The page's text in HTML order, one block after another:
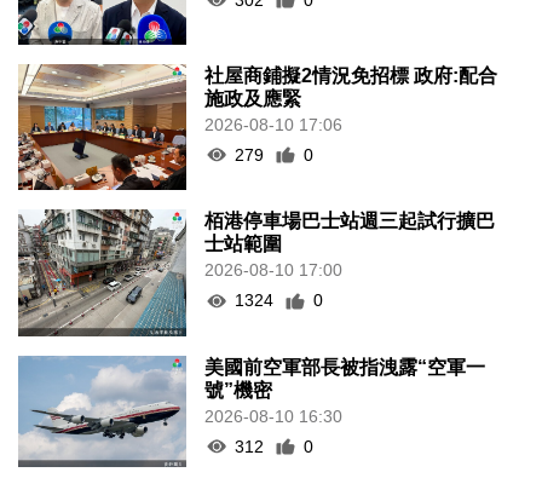
社屋商鋪擬2情況免招標 政府:配合
施政及應緊
2026-08-10 17:06
279
0
栢港停車場巴士站週三起試行擴巴
士站範圍
2026-08-10 17:00
1324
0
美國前空軍部長被指洩露“空軍一
號”機密
2026-08-10 16:30
312
0